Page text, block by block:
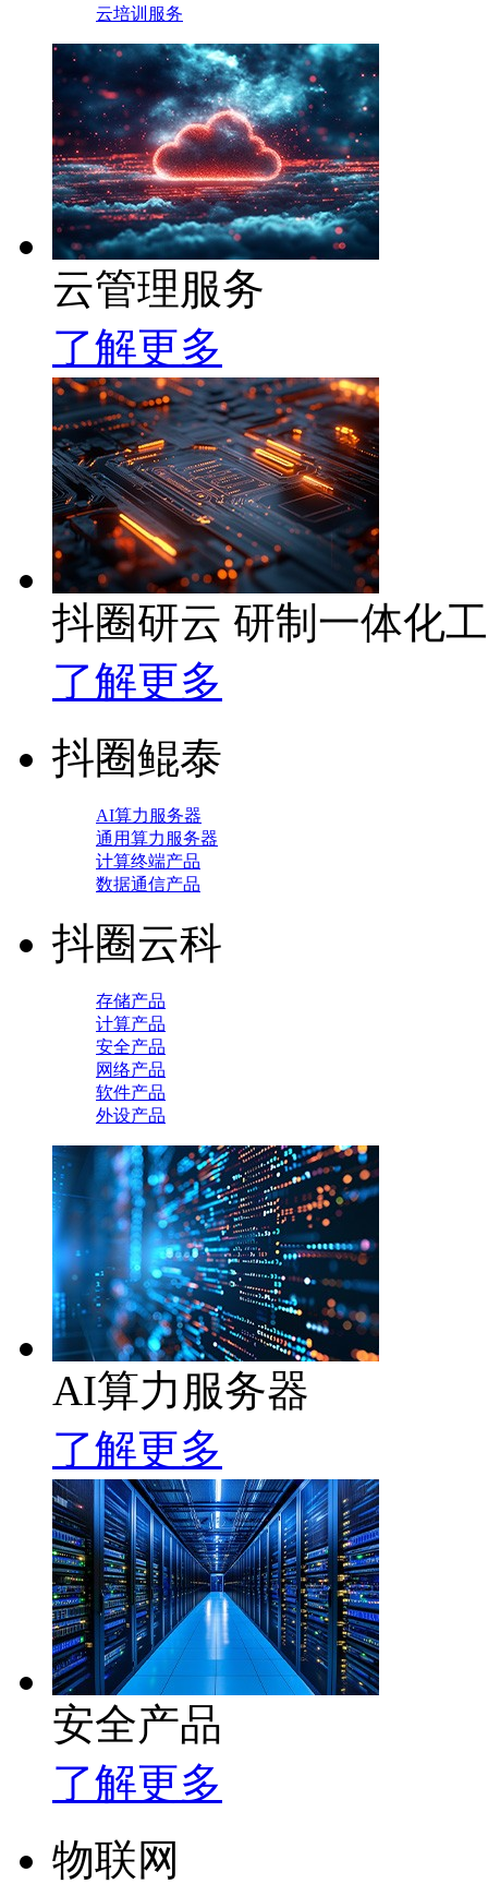
云培训服务
云管理服务
了解更多
抖圈研云 研制一体化
了解更多
抖圈鲲泰
AI算力服务器
通用算力服务器
计算终端产品
数据通信产品
抖圈云科
存储产品
计算产品
安全产品
网络产品
软件产品
外设产品
AI算力服务器
了解更多
安全产品
了解更多
物联网